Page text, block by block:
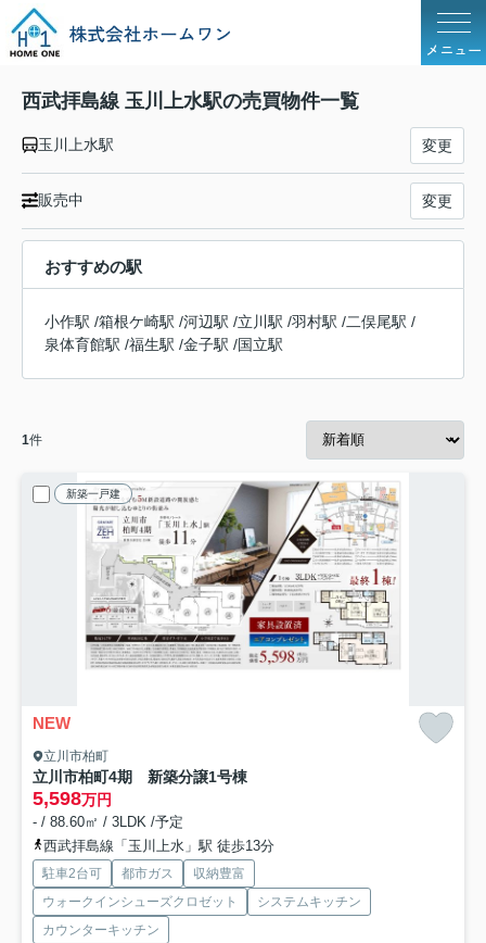
メニュー
西武拝島線 玉川上水駅の売買物件一覧
玉川上水駅 変更
販売中 変更
おすすめの駅
小作駅 /箱根ケ崎駅 /河辺駅 /立川駅 /羽村駅 /二俣尾駅 /
泉体育館駅 /福生駅 /金子駅 /国立駅
1件
新築一戸建
NEW
立川市柏町
立川市柏町4期 新築分譲1号棟
5,598万円
- / 88.60㎡ / 3LDK /予定
西武拝島線「玉川上水」駅 徒歩13分
駐車2台可 都市ガス
収納豊富
ウォークインシューズクロゼット
システムキッチン
カウンターキッチン